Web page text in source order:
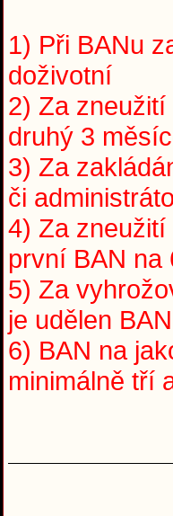
1) Při BANu
doživotní
2) Za
druhý 3
3) Za
či
4) Za
první BAN na
5) Za
je udělen
6) BAN na
minimálně tří